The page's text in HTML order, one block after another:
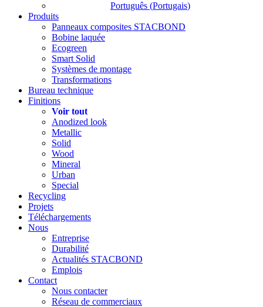
Português (Portugais)
Produits
Panneaux composites STACBOND
Bobine laquée
Ecogreen
Smart Solid
Systèmes de montage
Transformations
Bureau technique
Finitions
Voir tout
Anodized look
Metallic
Solid
Wood
Mineral
Urban
Special
Recycling
Projets
Téléchargements
Nous
Entreprise
Durabilité
Actualités STACBOND
Emplois
Contact
Nous contacter
Réseau de commerciaux